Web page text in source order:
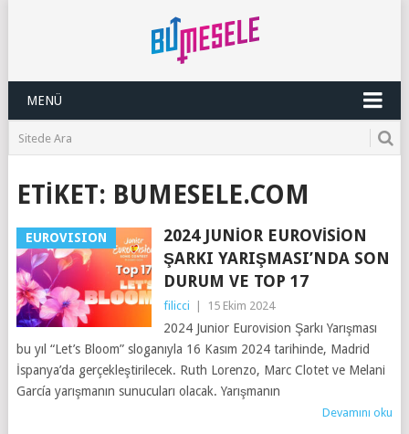
MENÜ
ETIKET: BUMESELE.COM
EUROVISION
2024 JUNIOR EUROVISION
ŞARKI YARIŞMASI’NDA SON
DURUM VE TOP 17
filicci 15 Ekim 2024
2024 Junior Eurovision Şarkı Yarışması
bu yıl “Let’s Bloom” sloganıyla 16 Kasım 2024 tarihinde, Madrid
İspanya’da gerçekleştirilecek. Ruth Lorenzo, Marc Clotet ve Melani
García yarışmanın sunucuları olacak. Yarışmanın
Devamını oku